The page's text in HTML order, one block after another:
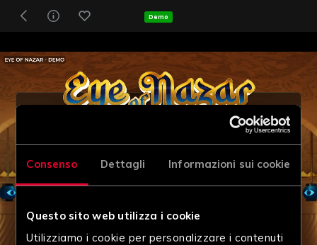
Consenso Dettagli Informazioni sui cookie
Questo sito web utilizza i cookie
Utilizziamo i cookie per personalizzare i contenuti
Demo